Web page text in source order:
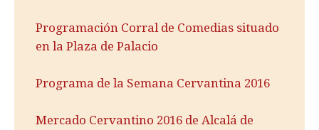
Programación Corral de Comedias situado
en la Plaza de Palacio
Programa de la Semana Cervantina 2016
Mercado Cervantino 2016 de Alcalá de